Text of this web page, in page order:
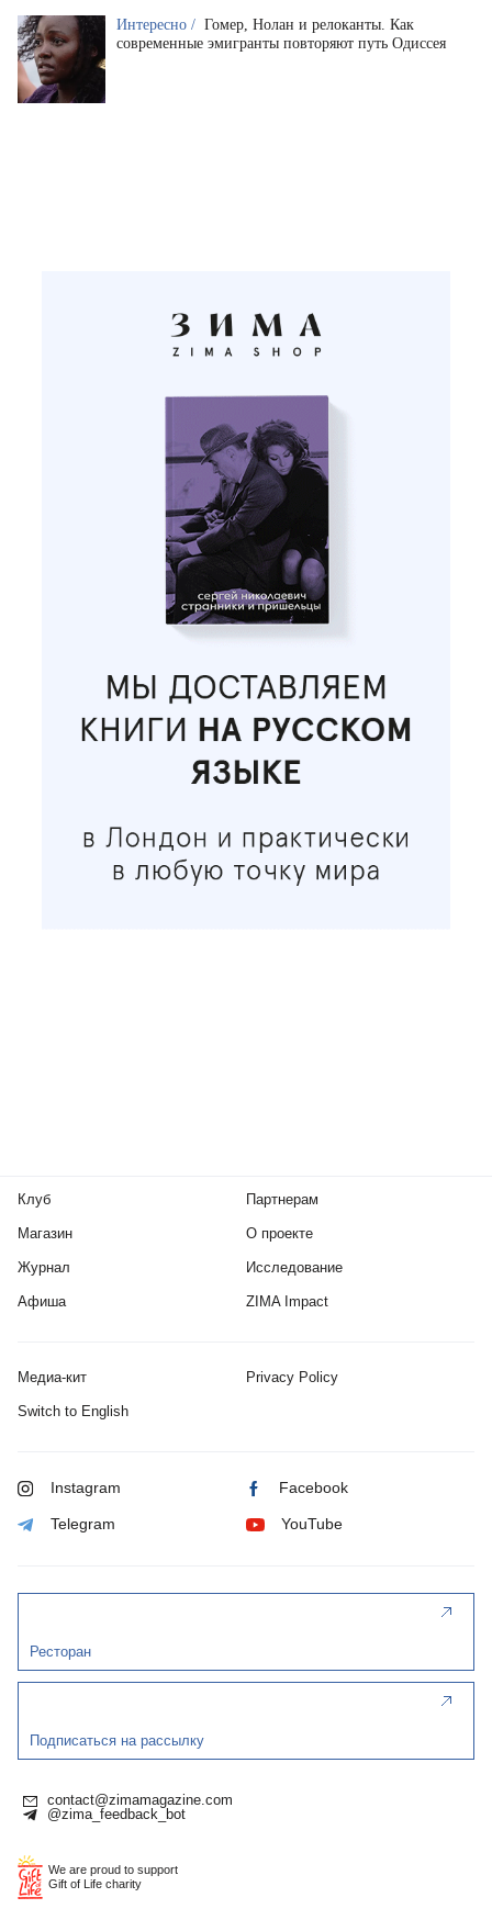
Интересно / Гомер, Нолан и релоканты. Как
современные эмигранты повторяют путь Одиссея
Клуб
Магазин
Журнал
Афиша
Партнерам
О проекте
Исследование
ZIMA Impact
Медиа-кит Privacy Policy
Switch to English
Instagram Facebook
Telegram YouTube
Ресторан
Подписаться на рассылку
contact@zimamagazine.com
@zima_feedback_bot
We are proud to support
Gift of Life charity